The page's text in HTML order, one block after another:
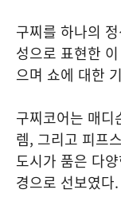
구찌를 하나의
성으로 표현한
으며 쇼에 대한
구찌코어는 매
렘, 그리고 피프
도시가 품은 다
경으로 선보였다.